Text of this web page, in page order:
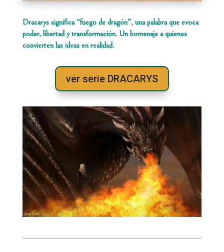
Dracarys significa “fuego de dragón”, una palabra que evoca
poder, libertad y transformación. Un homenaje a quienes
convierten las ideas en realidad.
ver serie DRACARYS